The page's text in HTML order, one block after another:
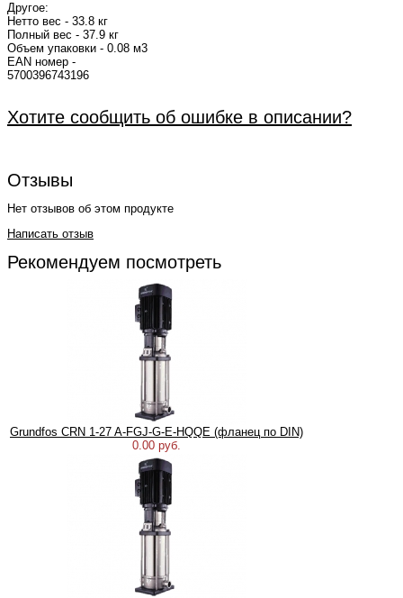
Другое:
Нетто вес - 33.8 кг
Полный вес - 37.9 кг
Объем упаковки - 0.08 м3
EAN номер -
Хотите сообщить об ошибке в описании?
Отзывы
Нет отзывов об этом продукте
Написать отзыв
Рекомендуем посмотреть
Grundfos CRN 1-27 A-FGJ-G-E-HQQE (фланец по DIN)
0.00 руб.